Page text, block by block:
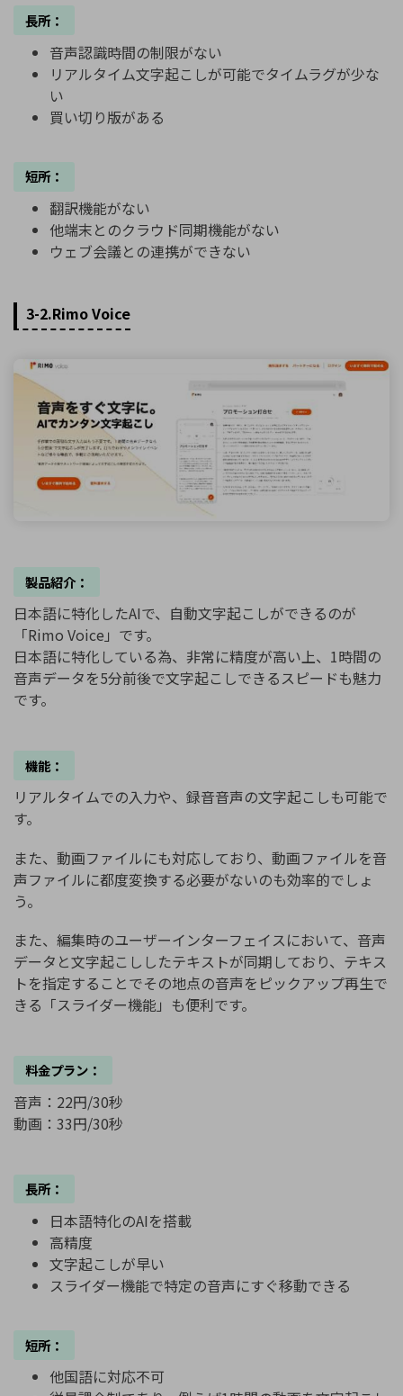
長所：
音声認識時間の制限がない
リアルタイム文字起こしが可能でタイムラグが少な
い
買い切り版がある
短所：
翻訳機能がない
他端末とのクラウド同期機能がない
ウェブ会議との連携ができない
3-2.Rimo Voice
製品紹介：
日本語に特化したAIで、自動文字起こしができるのが
「Rimo Voice」です。
日本語に特化している為、非常に精度が高い上、1時間の
音声データを5分前後で文字起こしできるスピードも魅力
です。
機能：
リアルタイムでの入力や、録音音声の文字起こしも可能で
す。
また、動画ファイルにも対応しており、動画ファイルを音
声ファイルに都度変換する必要がないのも効率的でしょ
う。
また、編集時のユーザーインターフェイスにおいて、音声
データと文字起こししたテキストが同期しており、テキス
トを指定することでその地点の音声をピックアップ再生で
きる「スライダー機能」も便利です。
料金プラン：
音声：22円/30秒
動画：33円/30秒
長所：
日本語特化のAIを搭載
高精度
文字起こしが早い
スライダー機能で特定の音声にすぐ移動できる
短所：
他国語に対応不可